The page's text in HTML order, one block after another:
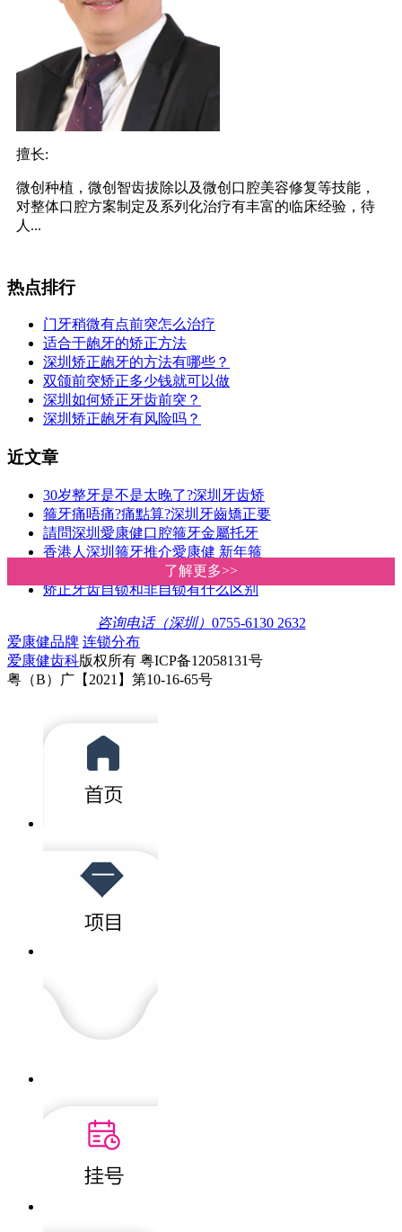
了解更多>>
了解更多>>
擅长:
微创种植，微创智齿拔除以及微创口腔美容修复等技能，
对整体口腔方案制定及系列化治疗有丰富的临床经验，待
人...
热点排行
门牙稍微有点前突怎么治疗
适合于龅牙的矫正方法
深圳矫正龅牙的方法有哪些？
双颌前突矫正多少钱就可以做
深圳如何矫正牙齿前突？
深圳矫正龅牙有风险吗？
近文章
30岁整牙是不是太晚了?深圳牙齿矫
箍牙痛唔痛?痛點算?深圳牙齒矯正要
請問深圳愛康健口腔箍牙金屬托牙
香港人深圳箍牙推介愛康健 新年箍
深圳羅湖箍牙邊間好?牙齒矯正價格
矫正牙齿自锁和非自锁有什么区别
咨询电话（深圳） 0755-6130 2632
爱康健品牌 连锁分布
爱康健齿科版权所有 粤ICP备12058131号
粤（B）广【2021】第10-16-65号